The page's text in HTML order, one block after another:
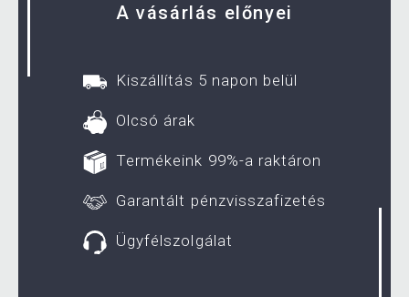
A vásárlás előnyei
Kiszállítás 5 napon belül
Olcsó árak
Termékeink 99%-a raktáron
Garantált pénzvisszafizetés
Ügyfélszolgálat